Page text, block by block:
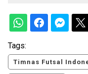
Tags:
Timnas Futsal